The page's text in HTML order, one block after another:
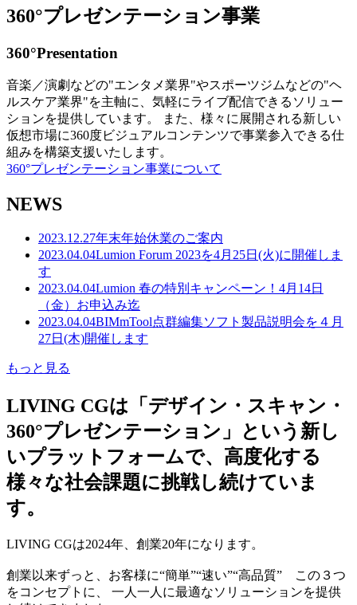
360°プレゼンテーション事業
360°Presentation
音楽／演劇などの"エンタメ業界"やスポーツジムなどの"ヘ
ルスケア業界"を主軸に、気軽にライブ配信できるソリュー
ションを提供しています。 また、様々に展開される新しい
仮想市場に360度ビジュアルコンテンツで事業参入できる仕
組みを構築支援いたします。
360°プレゼンテーション事業について
NEWS
2023.12.27年末年始休業のご案内
2023.04.04Lumion Forum 2023を4月25日(火)に開催しま
す
2023.04.04Lumion 春の特別キャンペーン！4月14日
（金）お申込み迄
2023.04.04BIMmTool点群編集ソフト製品説明会を４月
27日(木)開催します
もっと見る
LIVING CGは「デザイン・スキャン・
360°プレゼンテーション」という新し
いプラットフォームで、高度化する
様々な社会課題に挑戦し続けていま
す。
LIVING CGは2024年、創業20年になります。
創業以来ずっと、お客様に“簡単”“速い”“高品質” この３つ
をコンセプトに、 一人一人に最適なソリューションを提供